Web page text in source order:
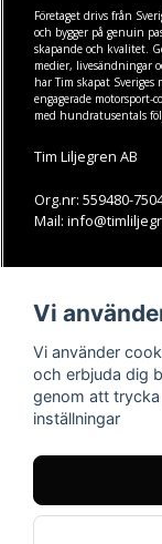
Företaget drivs från
och bygger på genuin
skapande och kvalitet.
medier, livesändningar
har Tim skapat Sveriges
engagerade motorsport-
med hundratusentals
Tim Liljegren AB
Org.nr: 559480-
Mail:
Köpvillkor
Kontakt
Youtube-videos
Vi
Vi använder
och erbjuda dig
genom att trycka
inställningar